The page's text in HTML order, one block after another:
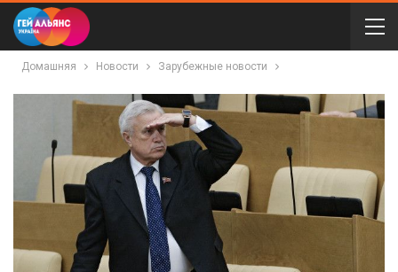
Домашняя Новости Зарубежные новости